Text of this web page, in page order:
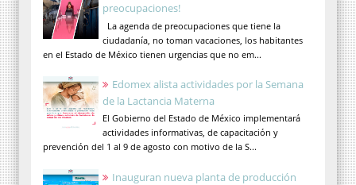
preocupaciones!
La agenda de preocupaciones que tiene la
ciudadanía, no toman vacaciones, los habitantes
en el Estado de México tienen urgencias que no em...
Edomex alista actividades por la Semana
de la Lactancia Materna
El Gobierno del Estado de México implementará
actividades informativas, de capacitación y
prevención del 1 al 9 de agosto con motivo de la S...
Inauguran nueva planta de producción